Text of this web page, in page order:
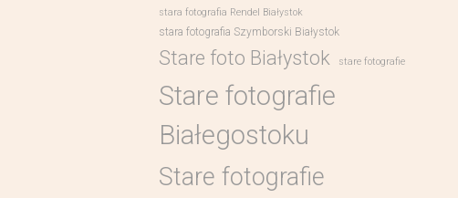
stara fotografia Rendel Białystok
stara fotografia Szymborski Białystok
Stare foto Białystok stare fotografie
Stare fotografie
Białegostoku
Stare fotografie